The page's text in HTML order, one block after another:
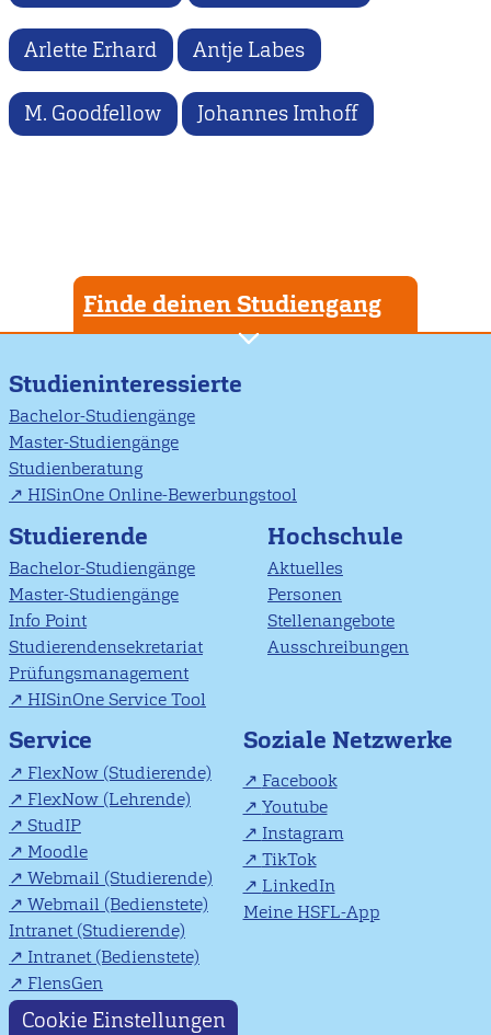
Arlette Erhard Antje Labes
M. Goodfellow Johannes Imhoff
Finde deinen Studiengang
Studieninteressierte
Bachelor-Studiengänge
Master-Studiengänge
Studienberatung
HISinOne Online-Bewerbungstool
Studierende
Bachelor-Studiengänge
Master-Studiengänge
Info Point
Studierendensekretariat
Prüfungsmanagement
HISinOne Service Tool
Hochschule
Aktuelles
Personen
Stellenangebote
Ausschreibungen
Service
FlexNow (Studierende)
FlexNow (Lehrende)
StudIP
Moodle
Webmail (Studierende)
Webmail (Bedienstete)
Intranet (Studierende)
Intranet (Bedienstete)
FlensGen
Soziale Netzwerke
Facebook
Youtube
Instagram
TikTok
LinkedIn
Meine HSFL-App
Cookie Einstellungen